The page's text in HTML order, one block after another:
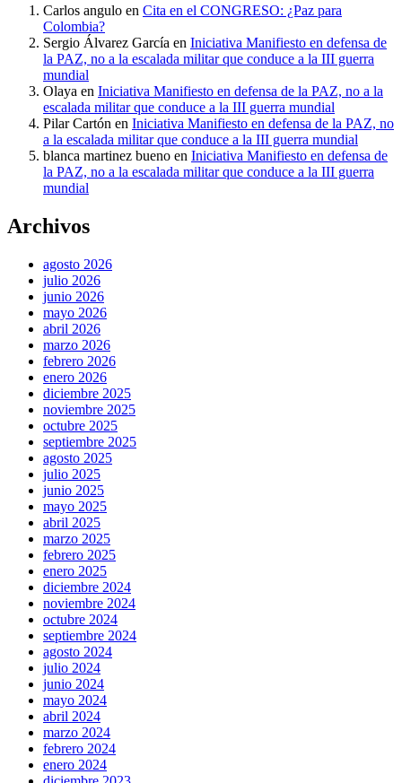
Carlos angulo en Cita en el CONGRESO: ¿Paz para
Colombia?
Sergio Álvarez García en Iniciativa Manifiesto en defensa de
la PAZ, no a la escalada militar que conduce a la III guerra
mundial
Olaya en Iniciativa Manifiesto en defensa de la PAZ, no a la
escalada militar que conduce a la III guerra mundial
Pilar Cartón en Iniciativa Manifiesto en defensa de la PAZ, no
a la escalada militar que conduce a la III guerra mundial
blanca martinez bueno en Iniciativa Manifiesto en defensa de
la PAZ, no a la escalada militar que conduce a la III guerra
mundial
Archivos
agosto 2026
julio 2026
junio 2026
mayo 2026
abril 2026
marzo 2026
febrero 2026
enero 2026
diciembre 2025
noviembre 2025
octubre 2025
septiembre 2025
agosto 2025
julio 2025
junio 2025
mayo 2025
abril 2025
marzo 2025
febrero 2025
enero 2025
diciembre 2024
noviembre 2024
octubre 2024
septiembre 2024
agosto 2024
julio 2024
junio 2024
mayo 2024
abril 2024
marzo 2024
febrero 2024
enero 2024